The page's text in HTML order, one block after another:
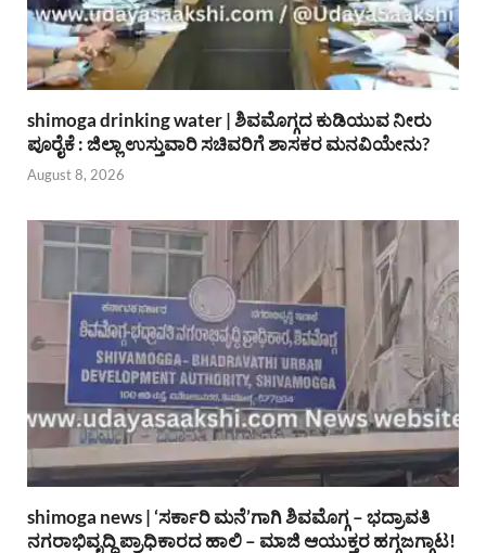
shimoga drinking water | ಶಿವಮೊಗ್ಗದ ಕುಡಿಯುವ ನೀರು
ಪೂರೈಕೆ : ಜಿಲ್ಲಾ ಉಸ್ತುವಾರಿ ಸಚಿವರಿಗೆ ಶಾಸಕರ ಮನವಿಯೇನು?
August 8, 2026
shimoga news | ‘ಸರ್ಕಾರಿ ಮನೆ’ಗಾಗಿ ಶಿವಮೊಗ್ಗ – ಭದ್ರಾವತಿ
ನಗರಾಭಿವೃದ್ದಿ ಪ್ರಾಧಿಕಾರದ ಹಾಲಿ – ಮಾಜಿ ಆಯುಕ್ತರ ಹಗ್ಗಜಗ್ಗಾಟ!